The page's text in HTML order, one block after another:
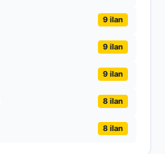
9 ilan
9 ilan
9 ilan
8 ilan
8 ilan